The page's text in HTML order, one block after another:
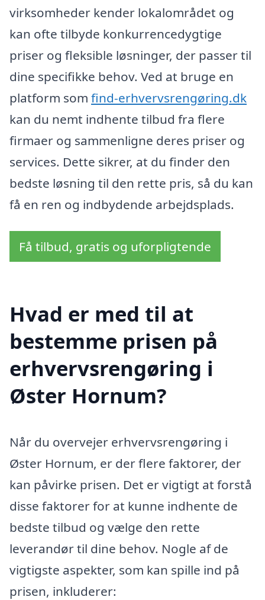
virksomheder kender lokalområdet og
kan ofte tilbyde konkurrencedygtige
priser og fleksible løsninger, der passer til
dine specifikke behov. Ved at bruge en
platform som find-erhvervsrengøring.dk
kan du nemt indhente tilbud fra flere
firmaer og sammenligne deres priser og
services. Dette sikrer, at du finder den
bedste løsning til den rette pris, så du kan
få en ren og indbydende arbejdsplads.
Få tilbud, gratis og uforpligtende
Hvad er med til at
bestemme prisen på
erhvervsrengøring i
Øster Hornum?
Når du overvejer erhvervsrengøring i
Øster Hornum, er der flere faktorer, der
kan påvirke prisen. Det er vigtigt at forstå
disse faktorer for at kunne indhente de
bedste tilbud og vælge den rette
leverandør til dine behov. Nogle af de
vigtigste aspekter, som kan spille ind på
prisen, inkluderer: